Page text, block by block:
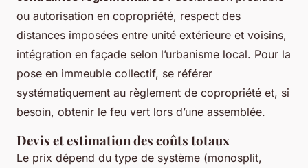
ou autorisation en copropriété, respect des
distances imposées entre unité extérieure et voisins,
intégration en façade selon l’urbanisme local. Pour la
pose en immeuble collectif, se référer
systématiquement au règlement de copropriété et, si
besoin, obtenir le feu vert lors d’une assemblée.
Devis et estimation des coûts totaux
Le prix dépend du type de système (monosplit,